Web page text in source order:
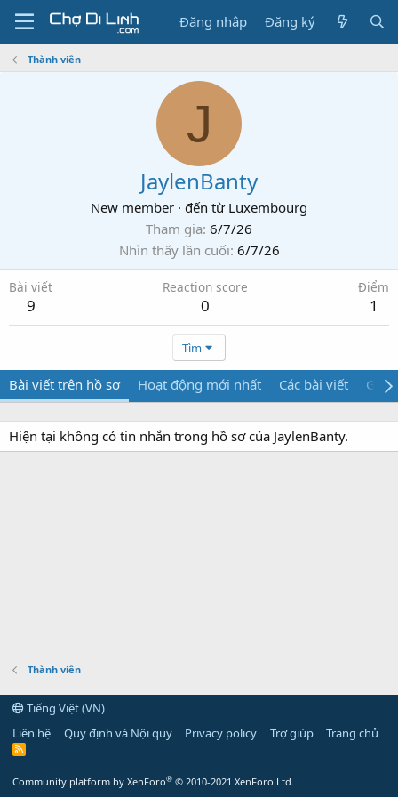
Đăng nhập Đăng ký
Thành viên
J
JaylenBanty
New member · đến từ Luxembourg
Tham gia 6/7/26
Nhìn thấy lần cuối 6/7/26
Bài viết
9
Reaction score
0
Điểm
1
Tìm
Bài viết trên hồ sơ Hoạt động mới nhất Các bài viết Giới
Hiện tại không có tin nhắn trong hồ sơ của JaylenBanty.
Thành viên
Tiếng Việt (VN)
Liên hệ
Quy định và Nội quy Privacy policy Trợ giúp Trang chủ
R
Community platform by XenForo® © 2010-2021 XenForo Ltd.